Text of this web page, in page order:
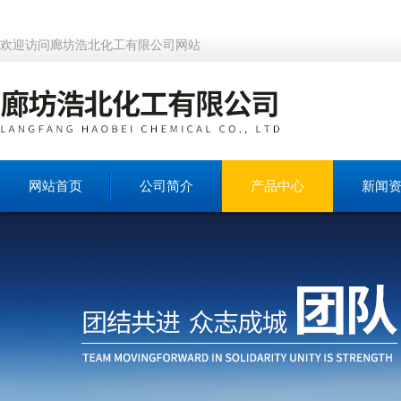
欢迎访问廊坊浩北化工有限公司网站
网站首页 公司简介 产品中心 新闻